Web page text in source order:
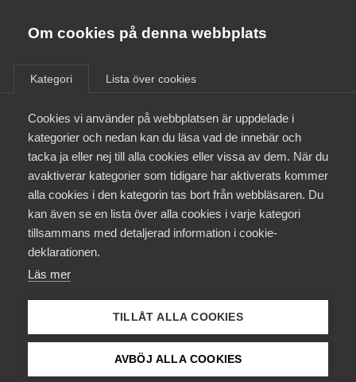
Om cookies på denna webbplats
Kategori Lista över cookies
Cookies vi använder på webbplatsen är uppdelade i
kategorier och nedan kan du läsa vad de innebär och
tacka ja eller nej till alla cookies eller vissa av dem. När du
avaktiverar kategorier som tidigare har aktiverats kommer
alla cookies i den kategorin tas bort från webbläsaren. Du
kan även se en lista över alla cookies i varje kategori
tillsammans med detaljerad information i cookie-
deklarationen.
Läs mer
TILLÅT ALLA COOKIES
AVBÖJ ALLA COOKIES
Almega Utbildning
Innovations­företagen
Kompetens­företagen
Medie­företagen
Säkerhets­företagen
Tåg­företagen
Om Almega
Aktuellt
Medlemskapet
Mina sidor
Kurser & utbildningar
Utkast till lagrådsremiss
Ledningsrätt i tomträtt
Remiss
Läs remissen
Läsremissvaret